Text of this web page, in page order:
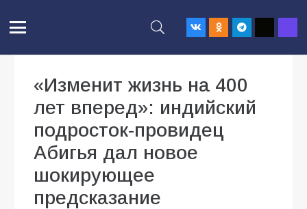
«Изменит жизнь на 400
лет вперед»: индийский
подросток-провидец
Абигья дал новое
шокирующее
предсказание